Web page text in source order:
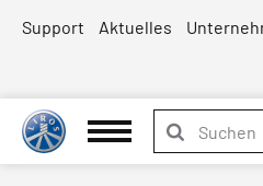
Support Aktuelles